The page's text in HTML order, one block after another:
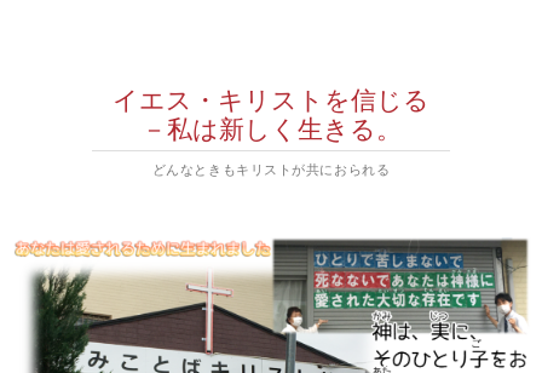
イエス・キリストを信じる
－私は新しく生きる。
どんなときもキリストが共におられる